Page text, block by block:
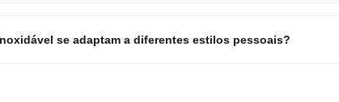
se adaptam a diferentes estilos pessoais?